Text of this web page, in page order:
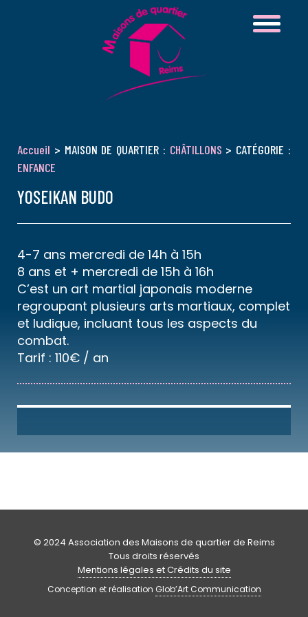
Accueil > MAISON DE QUARTIER : CHÂTILLONS > CATÉGORIE :
ENFANCE
YOSEIKAN BUDO
4-7 ans mercredi de 14h à 15h
8 ans et + mercredi de 15h à 16h
C’est un art martial japonais moderne
regroupant plusieurs arts martiaux, complet
et ludique, incluant tous les aspects du
combat.
Tarif : 110€ / an
© 2024 Association des Maisons de quartier de Reims
Tous droits réservés
Mentions légales et Crédits du site
Conception et réalisation Glob’Art Communication